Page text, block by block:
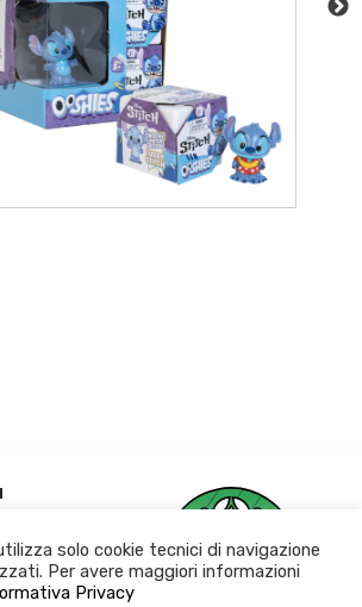
solo cookie tecnici di navigazione
Per avere maggiori informazioni
Privacy